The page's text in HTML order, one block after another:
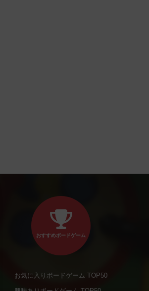
おすすめボードゲーム
お気に入りボードゲーム TOP50